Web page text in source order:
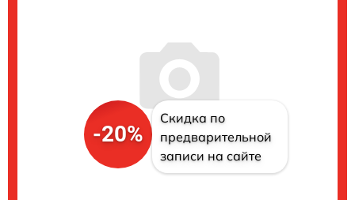
-20%
Скидка по
предварительной
записи на сайте